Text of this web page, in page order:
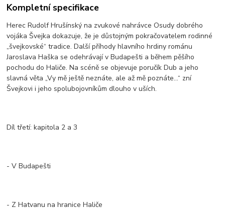
Kompletní specifikace
Herec Rudolf Hrušínský na zvukové nahrávce Osudy dobrého
vojáka Švejka dokazuje, že je důstojným pokračovatelem rodinné
„švejkovské“ tradice. Další příhody hlavního hrdiny románu
Jaroslava Haška se odehrávají v Budapešti a během pěšího
pochodu do Haliče. Na scéně se objevuje poručík Dub a jeho
slavná věta „Vy mě ještě neznáte, ale až mě poznáte...“ zní
Švejkovi i jeho spolubojovníkům dlouho v uších.
Díl třetí: kapitola 2 a 3
- V Budapešti
- Z Hatvanu na hranice Haliče